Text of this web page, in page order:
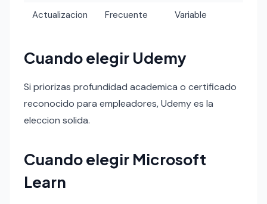
Actualizacion Frecuente Variable
Cuando elegir Udemy
Si priorizas profundidad academica o certificado
reconocido para empleadores, Udemy es la
eleccion solida.
Cuando elegir Microsoft
Learn